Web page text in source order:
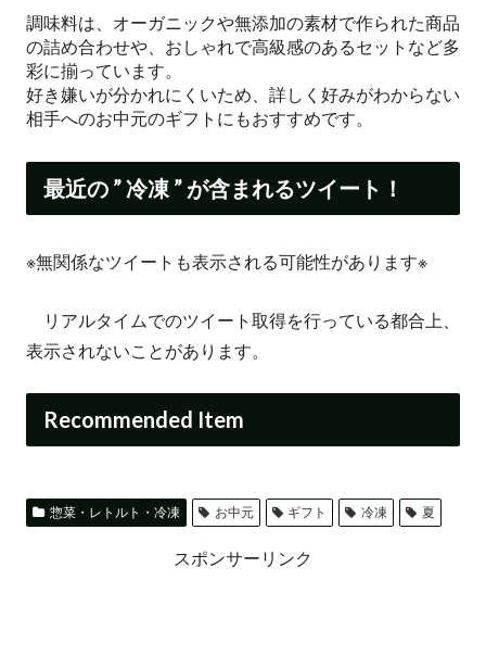
調味料は、オーガニックや無添加の素材で作られた商品
の詰め合わせや、おしゃれで高級感のあるセットなど多
彩に揃っています。
好き嫌いが分かれにくいため、詳しく好みがわからない
相手へのお中元のギフトにもおすすめです。
最近の ” 冷凍 ” が含まれるツイート！
※無関係なツイートも表示される可能性があります※
リアルタイムでのツイート取得を行っている都合上、
表示されないことがあります。
Recommended Item
惣菜・レトルト・冷凍 お中元 ギフト 冷凍 夏
スポンサーリンク